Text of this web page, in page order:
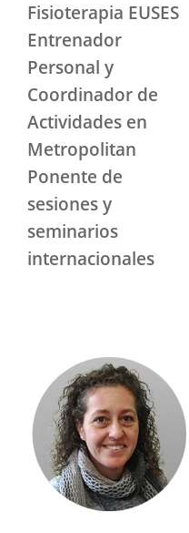
Fisioterapia EUSES
Entrenador
Personal y
Coordinador de
Actividades en
Metropolitan
Ponente de
sesiones y
seminarios
internacionales